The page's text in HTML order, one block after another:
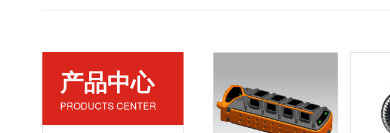
产品中心
PRODUCTS CENTER